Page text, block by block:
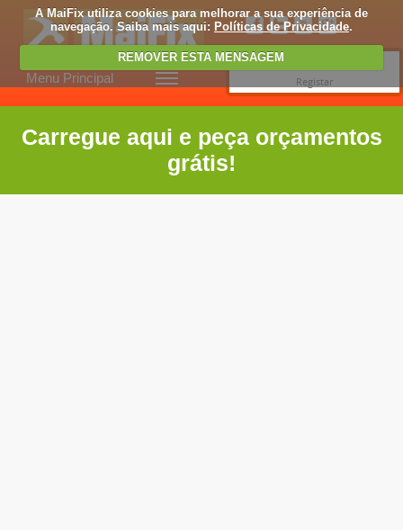
A MaiFix utiliza cookies para melhorar a sua experiência de
navegação. Saiba mais aqui: Políticas de Privacidade.
REMOVER ESTA MENSAGEM
Menu Principal
Registar
Carregue aqui e peça orçamentos
grátis!